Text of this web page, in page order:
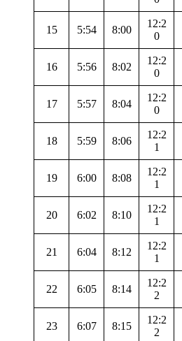
15 5:54 8:00
12:2
0
16 5:56 8:02
12:2
0
17 5:57 8:04
12:2
0
18 5:59 8:06
12:2
1
19 6:00 8:08
12:2
1
20 6:02 8:10
12:2
1
21 6:04 8:12
12:2
1
22 6:05 8:14
12:2
2
23 6:07 8:15
12:2
2